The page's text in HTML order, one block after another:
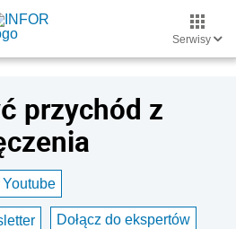
Serwisy
przychód z
Dołącz do ekspertów